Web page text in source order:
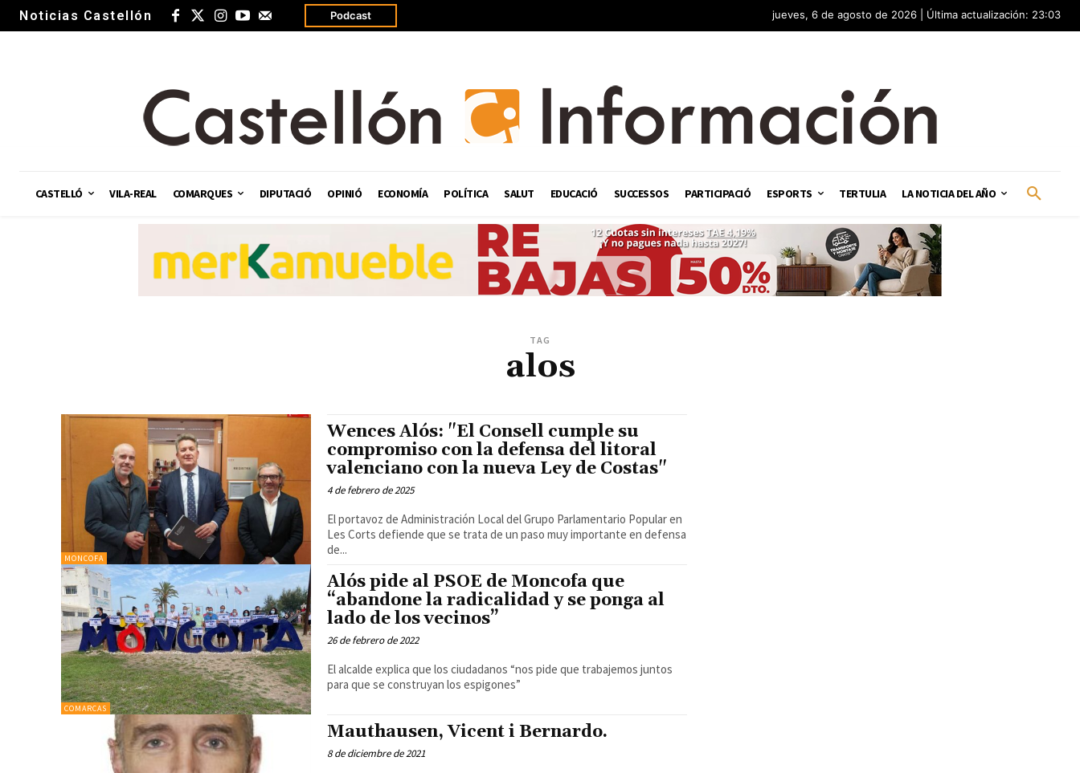
Noticias Castellón Podcast jueves, 6 de agosto de 2026 | Última actualización: 23:03
CASTELLÓ VILA-REAL COMARQUES DIPUTACIÓ OPINIÓ ECONOMÍA POLÍTICA SALUT EDUCACIÓ SUCCESSOS PARTICIPACIÓ ESPORTS TERTULIA LA NOTICIA DEL AÑO
TAG
alos
MONCOFA
Wences Alós: "El Consell cumple su
compromiso con la defensa del litoral
valenciano con la nueva Ley de Costas"
4 de febrero de 2025
El portavoz de Administración Local del Grupo Parlamentario Popular en
Les Corts defiende que se trata de un paso muy importante en defensa
de...
COMARCAS
Alós pide al PSOE de Moncofa que
“abandone la radicalidad y se ponga al
lado de los vecinos”
26 de febrero de 2022
El alcalde explica que los ciudadanos “nos pide que trabajemos juntos
para que se construyan los espigones”
Mauthausen, Vicent i Bernardo.
8 de diciembre de 2021